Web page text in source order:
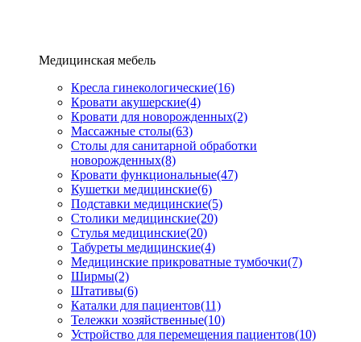
Медицинская мебель
Кресла гинекологические(16)
Кровати акушерские(4)
Кровати для новорожденных(2)
Массажные столы(63)
Столы для санитарной обработки
новорожденных(8)
Кровати функциональные(47)
Кушетки медицинские(6)
Подставки медицинские(5)
Столики медицинские(20)
Стулья медицинские(20)
Табуреты медицинские(4)
Медицинские прикроватные тумбочки(7)
Ширмы(2)
Штативы(6)
Каталки для пациентов(11)
Тележки хозяйственные(10)
Устройство для перемещения пациентов(10)